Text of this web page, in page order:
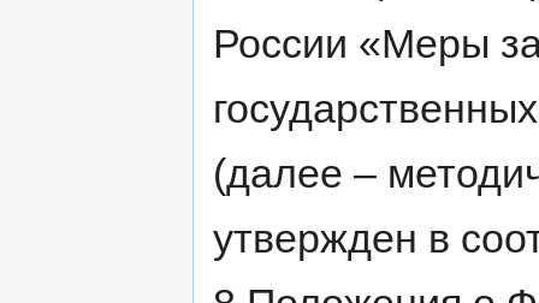
России «Меры
(далее –
утвержден в